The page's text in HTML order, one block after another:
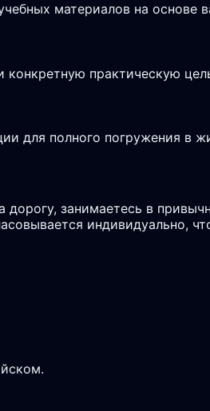
материалов на основе
практическую
для полного погружения в
занимаетесь в
индивидуально,